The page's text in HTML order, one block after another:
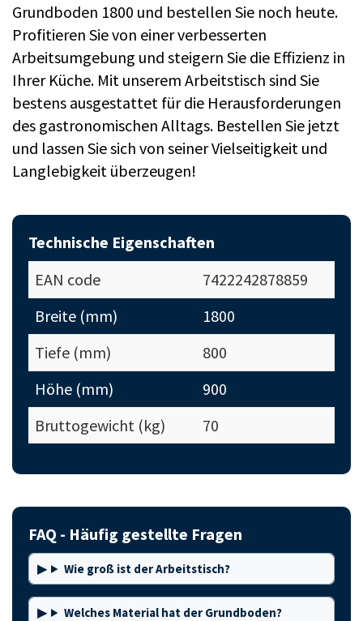
Grundboden 1800 und bestellen Sie noch heute.
Profitieren Sie von einer verbesserten
Arbeitsumgebung und steigern Sie die Effizienz in
Ihrer Küche. Mit unserem Arbeitstisch sind Sie
bestens ausgestattet für die Herausforderungen
des gastronomischen Alltags. Bestellen Sie jetzt
und lassen Sie sich von seiner Vielseitigkeit und
Langlebigkeit überzeugen!
Technische Eigenschaften
EAN code
7422242878859
Breite (mm)
1800
Tiefe (mm)
800
Höhe (mm)
900
Bruttogewicht (kg)
70
FAQ - Häufig gestellte Fragen
Wie groß ist der Arbeitstisch?
Welches Material hat der Grundboden?